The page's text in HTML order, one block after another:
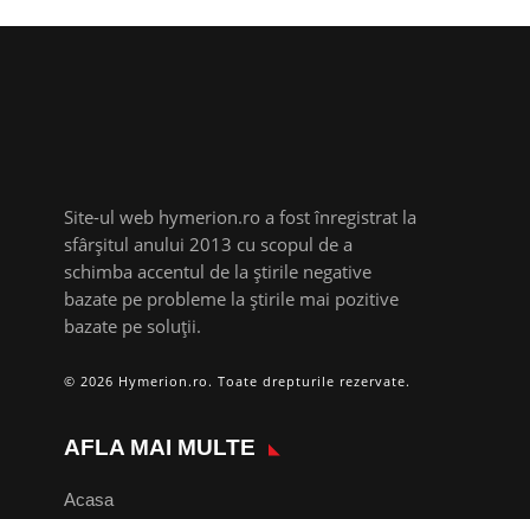
Site-ul web hymerion.ro a fost înregistrat la
sfârșitul anului 2013 cu scopul de a
schimba accentul de la știrile negative
bazate pe probleme la știrile mai pozitive
bazate pe soluții.
© 2026 Hymerion.ro. Toate drepturile rezervate.
AFLA MAI MULTE
Acasa